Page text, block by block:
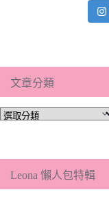
文章分類
文
類
Leona 懶人包特輯